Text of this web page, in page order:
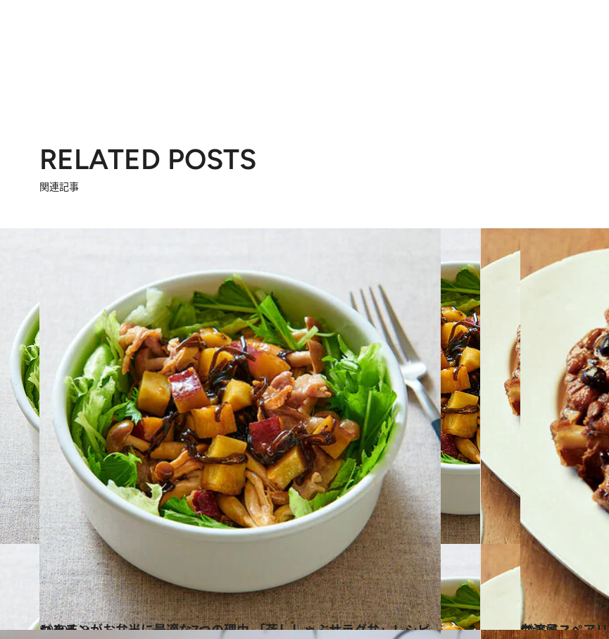
RELATED POSTS
関連記事
2020.5.8
レンチンがお弁当に最適な7つの理由 「蒸ししゃぶサラダ弁」レシピつき！
グルメ 2020.5.3
台湾風スペアリブとおこわのレシピ 煮込んで炊いて屋台の味を自宅に！
グルメ